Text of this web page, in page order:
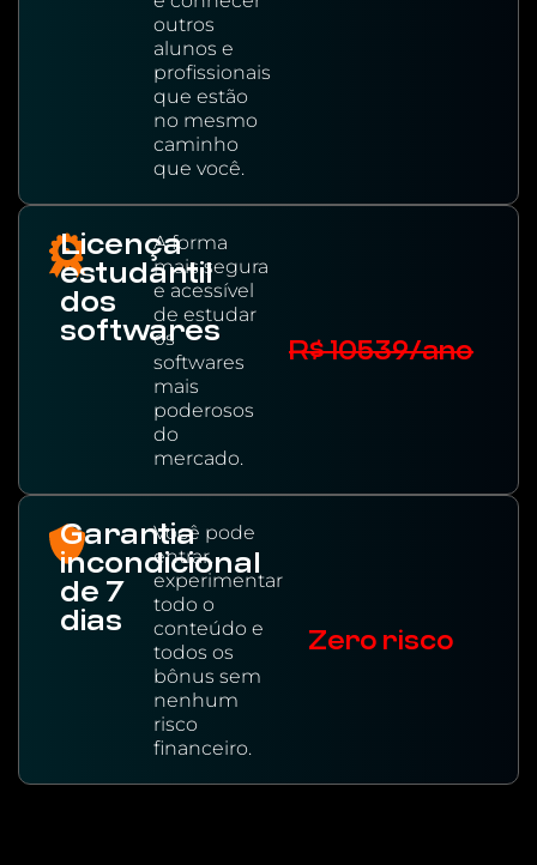
outros
alunos e
profissionais
que estão
no mesmo
caminho
que você.
Licença
estudantil
dos
softwares
A forma
mais segura
e acessível
de estudar
os
softwares
mais
poderosos
do
mercado.
R$ 10539/ano
Garantia
incondicional
de 7
dias
Você pode
entrar,
experimentar
todo o
conteúdo e
todos os
bônus sem
nenhum
risco
financeiro.
Zero risco